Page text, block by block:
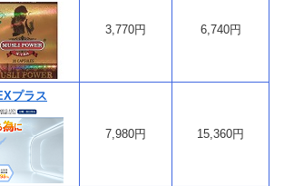
3,770円 6,740円
プラス
7,980円 15,360円